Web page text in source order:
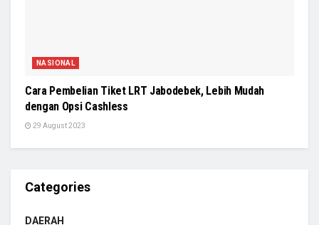
NASIONAL
Cara Pembelian Tiket LRT Jabodebek, Lebih Mudah
dengan Opsi Cashless
29 August 2023
Categories
DAERAH